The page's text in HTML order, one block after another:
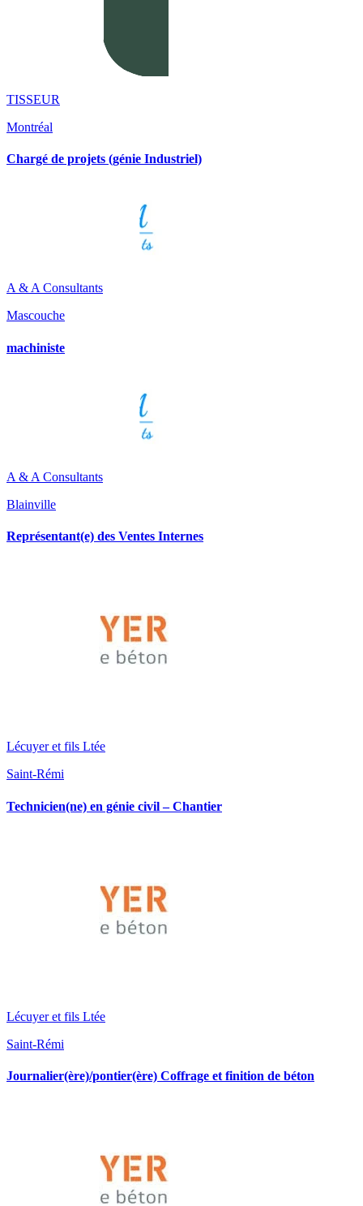
TISSEUR
Montréal
Chargé de projets (génie Industriel)
A & A Consultants
Mascouche
machiniste
A & A Consultants
Blainville
Représentant(e) des Ventes Internes
Lécuyer et fils Ltée
Saint-Rémi
Technicien(ne) en génie civil – Chantier
Lécuyer et fils Ltée
Saint-Rémi
Journalier(ère)/pontier(ère) Coffrage et finition de béton